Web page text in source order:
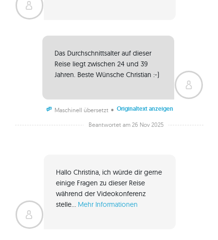
Das Durchschnittsalter auf dieser
Reise liegt zwischen 24 und 39
Jahren. Beste Wünsche Christian :-)
Maschinell übersetzt • Originaltext anzeigen
Beantwortet am 26 Nov 2025
Hallo Christina, ich würde dir gerne
einige Fragen zu dieser Reise
während der Videokonferenz
stelle... Mehr Informationen